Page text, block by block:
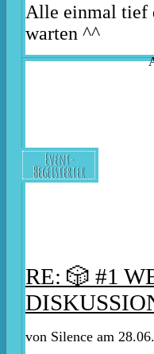
Alle einmal tief
warten ^^
Event-
Begeisterter
RE: 🎲 #1
von Silence am